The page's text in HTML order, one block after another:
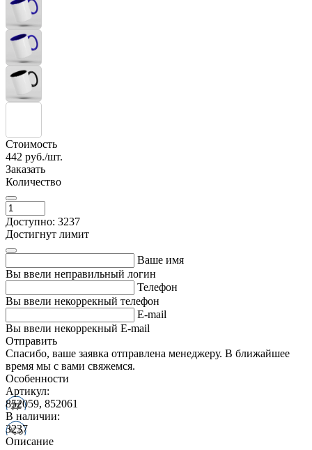
Стоимость
442 руб./шт.
Заказать
Количество
Доступно: 3237
Достигнут лимит
Ваше имя
Вы ввели неправильный логин
Телефон
Вы ввели некоррекный телефон
E-mail
Вы ввели некоррекный E-mail
Отправить
Спасибо, ваше заявка отправлена менеджеру. В ближайшее
время мы с вами свяжемся.
Особенности
Артикул:
852059, 852061
В наличии:
3237
Описание